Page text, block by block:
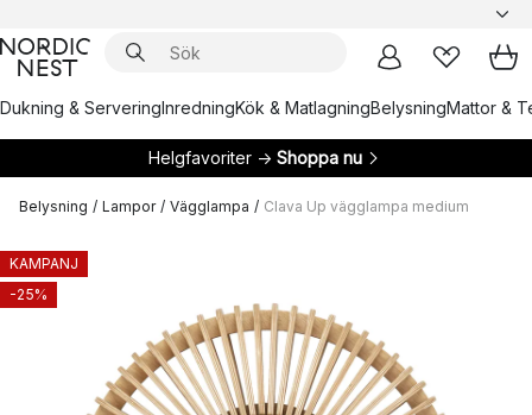
Dukning & ServeringInredningKök & MatlagningBelysningMattor &
Helgfavoriter → Shoppa nu
Belysning / Lampor / Vägglampa / Clava Up vägglampa medium
KAMPANJ
-25%